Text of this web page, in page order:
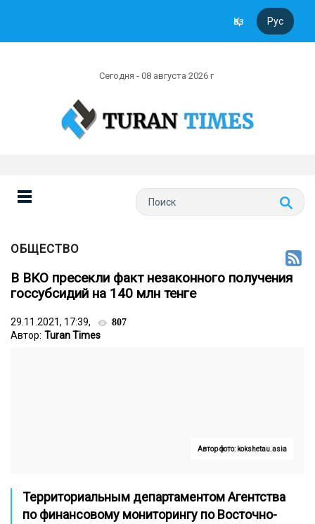
Қаз Рус
Сегодня - 08 августа 2026 г
ОБЩЕСТВО
В ВКО пресекли факт незаконного получения
госсубсидий на 140 млн тенге
29.11.2021, 17:39, 807
Автор: Turan Times
Автор фото: kokshetau.asia
Территориальным департаментом Агентства
по финансовому мониторингу по Восточно-